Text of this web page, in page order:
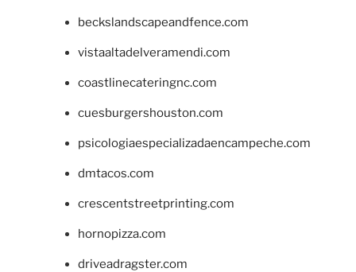
beckslandscapeandfence.com
vistaaltadelveramendi.com
coastlinecateringnc.com
cuesburgershouston.com
psicologiaespecializadaencampeche.com
dmtacos.com
crescentstreetprinting.com
hornopizza.com
driveadragster.com